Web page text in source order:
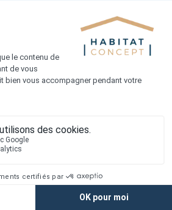
à votre budget, les
l'achat du terrain et la construction, il
la viabilisation si elle n'est pas
Les frais de raccordements et les
entre 5 000 et 15 000 euros selon la
du terrain et son accès.
vers une maison existante, il sera
travaux de rénovation. Ceux-ci sont
être ajoutés au prix de l'achat